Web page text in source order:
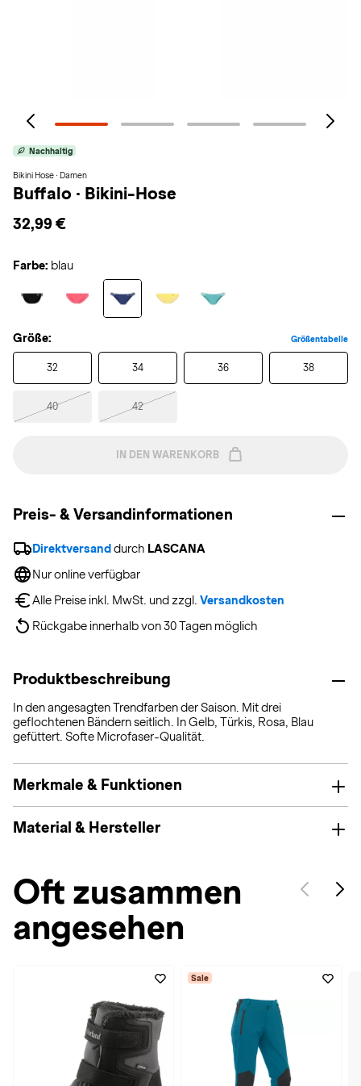
Nachhaltig
Bikini Hose · Damen
Buffalo · Bikini-Hose
32,99 €
Farbe: blau
Größe: Größentabelle
32 34 36 38
40 42
IN DEN WARENKORB
Preis- & Versandinformationen
Direktversand durch LASCANA
Nur online verfügbar
Alle Preise inkl. MwSt. und zzgl. Versandkosten
Rückgabe innerhalb von 30 Tagen möglich
Produktbeschreibung
In den angesagten Trendfarben der Saison. Mit drei
geflochtenen Bändern seitlich. In Gelb, Türkis, Rosa, Blau
gefüttert. Softe Microfaser-Qualität.
Merkmale & Funktionen
Material & Hersteller
Oft zusammen
angesehen
Sale